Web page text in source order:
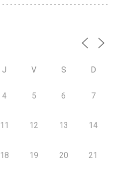
J V S D
4 5 6 7
11 12 13 14
18 19 20 21